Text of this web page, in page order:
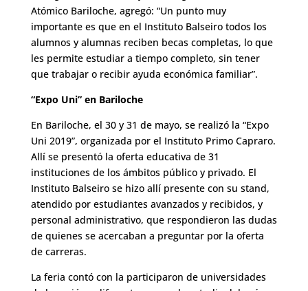
Atómico Bariloche, agregó: “Un punto muy
importante es que en el Instituto Balseiro todos los
alumnos y alumnas reciben becas completas, lo que
les permite estudiar a tiempo completo, sin tener
que trabajar o recibir ayuda económica familiar”.
“Expo Uni” en Bariloche
En Bariloche, el 30 y 31 de mayo, se realizó la “Expo
Uni 2019”, organizada por el Instituto Primo Capraro.
Allí se presentó la oferta educativa de 31
instituciones de los ámbitos público y privado. El
Instituto Balseiro se hizo allí presente con su stand,
atendido por estudiantes avanzados y recibidos, y
personal administrativo, que respondieron las dudas
de quienes se acercaban a preguntar por la oferta
de carreras.
La feria contó con la participaron de universidades